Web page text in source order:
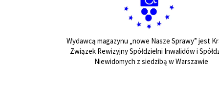
Wydawcą magazynu „nowe Nasze Sprawy” jest
Związek Rewizyjny Spółdzielni Inwalidów i
Niewidomych z siedzibą w Warszawie